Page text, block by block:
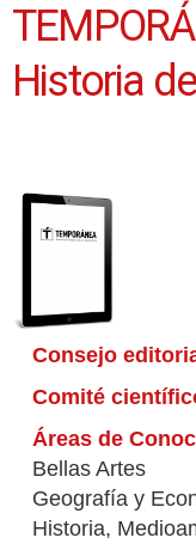
Historia
Consejo
Comité
Áreas de
Bellas Artes
Geografía y
Historia,